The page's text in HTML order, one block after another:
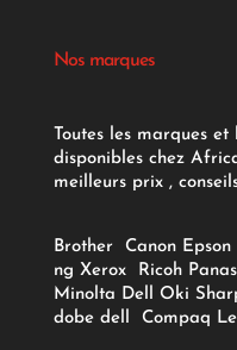
Nos marques
Toutes les marques et
disponibles chez
meilleurs prix ,
Brother Canon Epson
ng Xerox Ricoh
Minolta Dell Oki
dobe dell Compaq